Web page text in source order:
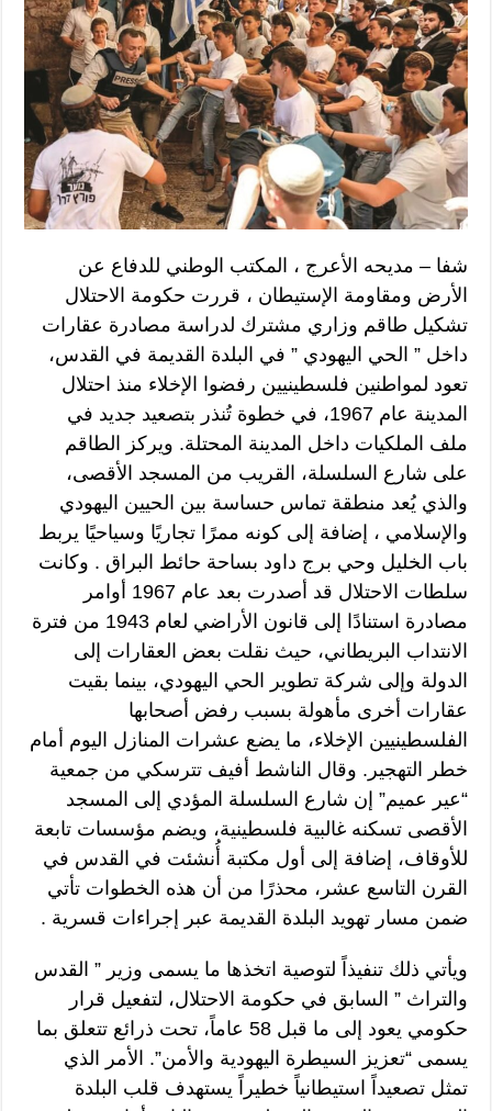
شفا – مديحه الأعرج ، المكتب الوطني للدفاع عن
الأرض ومقاومة الإستيطان ، قررت حكومة الاحتلال
تشكيل طاقم وزاري مشترك لدراسة مصادرة عقارات
داخل ” الحي اليهودي ” في البلدة القديمة في القدس،
تعود لمواطنين فلسطينيين رفضوا الإخلاء منذ احتلال
المدينة عام 1967، في خطوة تُنذر بتصعيد جديد في
ملف الملكيات داخل المدينة المحتلة. ويركز الطاقم
على شارع السلسلة، القريب من المسجد الأقصى،
والذي يُعد منطقة تماس حساسة بين الحيين اليهودي
والإسلامي ، إضافة إلى كونه ممرًا تجاريًا وسياحيًا يربط
باب الخليل وحي برج داود بساحة حائط البراق . وكانت
سلطات الاحتلال قد أصدرت بعد عام 1967 أوامر
مصادرة استنادًا إلى قانون الأراضي لعام 1943 من فترة
الانتداب البريطاني، حيث نقلت بعض العقارات إلى
الدولة وإلى شركة تطوير الحي اليهودي، بينما بقيت
عقارات أخرى مأهولة بسبب رفض أصحابها
الفلسطينيين الإخلاء، ما يضع عشرات المنازل اليوم أمام
خطر التهجير. وقال الناشط أفيف تترسكي من جمعية
“عير عميم” إن شارع السلسلة المؤدي إلى المسجد
الأقصى تسكنه غالبية فلسطينية، ويضم مؤسسات تابعة
للأوقاف، إضافة إلى أول مكتبة أُنشئت في القدس في
القرن التاسع عشر، محذرًا من أن هذه الخطوات تأتي
ضمن مسار تهويد البلدة القديمة عبر إجراءات قسرية .
ويأتي ذلك تنفيذاً لتوصية اتخذها ما يسمى وزير ” القدس
والتراث ” السابق في حكومة الاحتلال، لتفعيل قرار
حكومي يعود إلى ما قبل 58 عاماً، تحت ذرائع تتعلق بما
يسمى “تعزيز السيطرة اليهودية والأمن”. الأمر الذي
تمثل تصعيداً استيطانياً خطيراً يستهدف قلب البلدة